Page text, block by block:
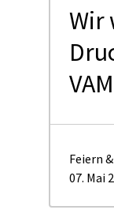
Wir
Feiern
07. Mai